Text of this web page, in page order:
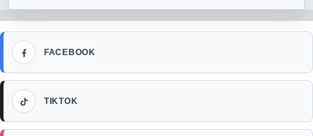
FACEBOOK
Facebook
TIKTOK
TikTok